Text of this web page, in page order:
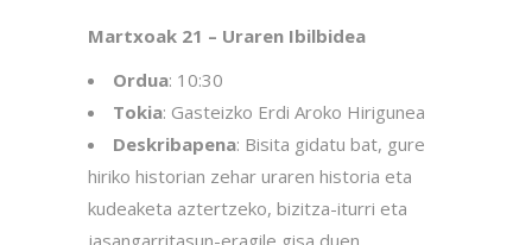
Martxoak 21 – Uraren Ibilbidea
Ordua: 10:30
Tokia: Gasteizko Erdi Aroko Hirigunea
Deskribapena: Bisita gidatu bat, gure
hiriko historian zehar uraren historia eta
kudeaketa aztertzeko, bizitza-iturri eta
jasangarritasun-eragile gisa duen